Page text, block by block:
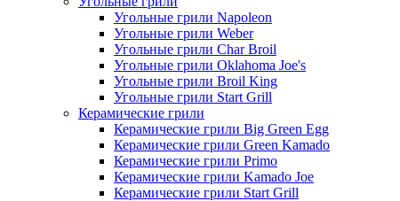
Угольные грили Napoleon
Угольные грили Weber
Угольные грили Char Broil
Угольные грили Oklahoma Joe's
Угольные грили Broil King
Угольные грили Start Grill
Керамические грили
Керамические грили Big Green Egg
Керамические грили Green Kamado
Керамические грили Primo
Керамические грили Kamado Joe
Керамические грили Start Grill